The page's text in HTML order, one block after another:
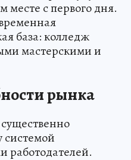
решают
задачи
которые будут
с первого дня.
мастерскими и
рынка